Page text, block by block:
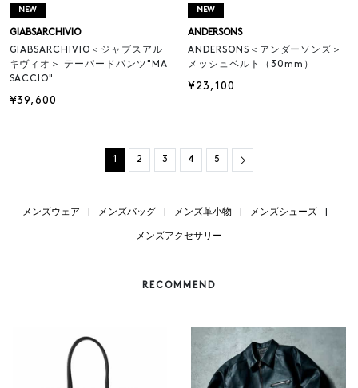
NEW
GIABSARCHIVIO
GIABSARCHIVIO＜ジャブスアル
キヴィオ＞ テーパードパンツ"MA
SACCIO"
¥39,600
NEW
ANDERSONS
ANDERSONS＜アンダーソンズ＞
メッシュベルト（30mm）
¥23,100
1 2 3 4 5 Next
メンズウェア メンズバッグ メンズ革小物 メンズシューズ
メンズアクセサリー
RECOMMEND